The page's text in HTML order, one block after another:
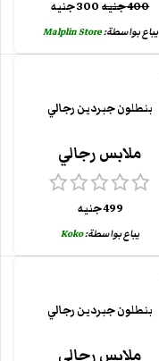
400جنيه 300جنيه
يباع بواسطة:Malplin Store
بنطلون جبردين رجالي
ملابس رجالي
499جنيه
يباع بواسطة:Koko
بنطلون جبردين رجالي
ملابس رجالي